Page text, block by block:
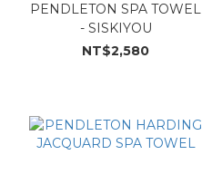
PENDLETON SPA TOWEL
- SISKIYOU
NT$2,580